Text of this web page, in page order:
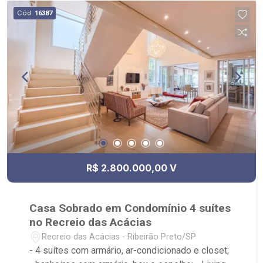
playground, cinema, espaço gourmet, salão de
festas, quadra poliesportiva - Próximo ao
CrossFit Bonfim, Restaurante Zucker, Mundo
Animal Centro Veterinário, Posto Alpha Center
Cód. 16387
R$ 2.800.000,00 V
Casa Sobrado em Condomínio 4 suítes
no Recreio das Acácias
Recreio das Acácias - Ribeirão Preto/SP
- 4 suítes com armário, ar-condicionado e closet;